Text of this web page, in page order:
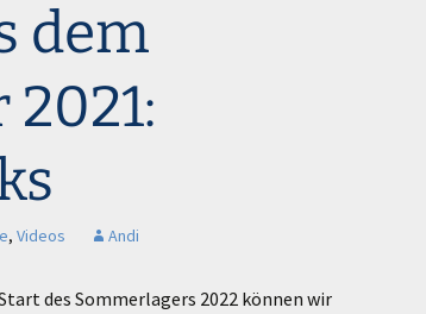
dem
, Videos Andi
des Sommerlagers 2022 können wir